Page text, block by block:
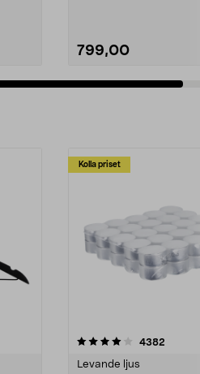
799,00
Kolla priset
4382
Levande ljus
4.5av 5 stjärnor